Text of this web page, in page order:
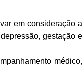
em consideração a
gestação e
médico,